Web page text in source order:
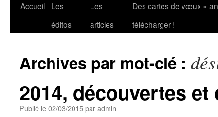
Accueil
Les
éditos
Les
articles
Des cartes de vœux «
télécharger !
Archives par mot-clé :
2014, découvertes et
Publié le02/03/2015paradmin